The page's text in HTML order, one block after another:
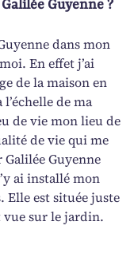
Guyenne ?
dans mon
En effet j’ai
de la maison en
de ma
de vie mon lieu de
de vie qui me
Guyenne
ai installé mon
Elle est située juste
vue sur le jardin.